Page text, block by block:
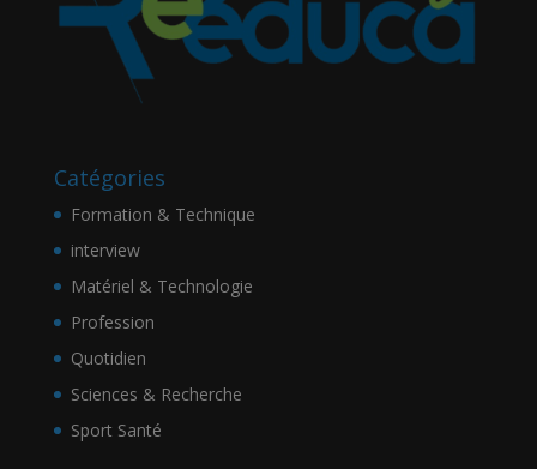
Catégories
Formation & Technique
interview
Matériel & Technologie
Profession
Quotidien
Sciences & Recherche
Sport Santé